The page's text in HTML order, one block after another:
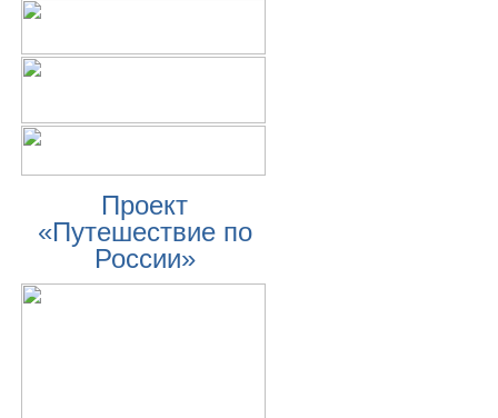
Проект
«Путешествие по
России»